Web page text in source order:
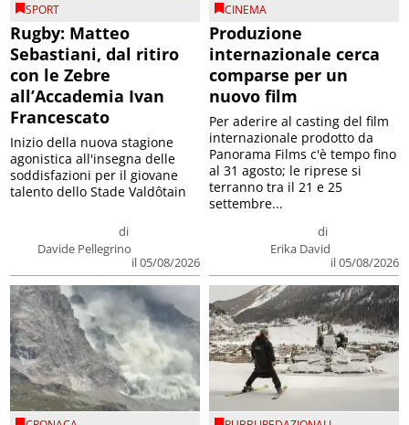
SPORT
Rugby: Matteo
Sebastiani, dal ritiro
con le Zebre
all’Accademia Ivan
Francescato
di
Davide Pellegrino
il 05/08/2026
Inizio della nuova stagione
agonistica all'insegna delle
soddisfazioni per il giovane
talento dello Stade Valdôtain
CINEMA
Produzione
internazionale cerca
comparse per un
nuovo film
di
Erika David
il 05/08/2026
Per aderire al casting del film
internazionale prodotto da
Panorama Films c'è tempo fino
al 31 agosto; le riprese si
terranno tra il 21 e 25
settembre...